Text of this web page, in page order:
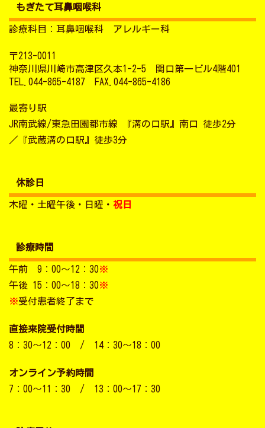
もぎたて耳鼻咽喉科
診療科目：耳鼻咽喉科 アレルギー科
〒213-0011
神奈川県川崎市高津区久本1-2-5 関口第一ビル4階401
TEL.044-865-4187 FAX.044-865-4186
最寄り駅
JR南武線/東急田園都市線 『溝の口駅』南口 徒歩2分
／『武蔵溝の口駅』徒歩3分
休診日
木曜・土曜午後・日曜・ 祝日
診療時間
午前 9：00～12：30※
午後 15：00～18：30※
※受付患者終了まで
直接来院受付時間
8：30～12：00 / 14：30～18：00
オンライン予約時間
7：00～11：30 / 13：00～17：30